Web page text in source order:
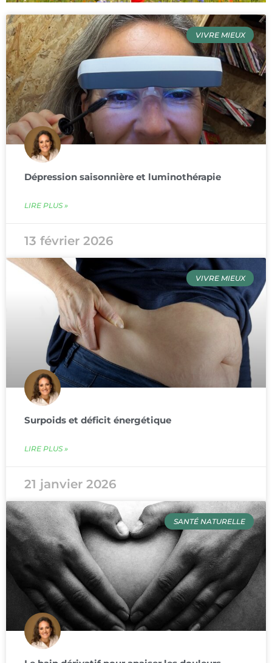
VIVRE MIEUX
Dépression saisonnière et luminothérapie
LIRE PLUS »
13 février 2026
VIVRE MIEUX
Surpoids et déficit énergétique
LIRE PLUS »
21 janvier 2026
SANTÉ NATURELLE